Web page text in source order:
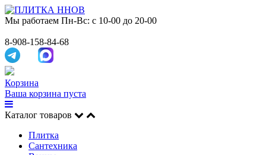
Мы работаем Пн-Вс: с 10-00 до 20-00
8-908-158-84-68
Корзина
Ваша корзина пуста
Каталог товаров
Плитка
Сантехника